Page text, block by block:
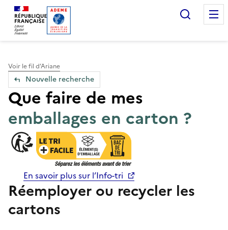
Accueil — Que Faire de mes objets & déchets
Voir le fil d’Ariane
Nouvelle recherche
Que faire de mes
emballages en carton ?
En savoir plus sur l’Info-tri
Réemployer ou recycler les
cartons